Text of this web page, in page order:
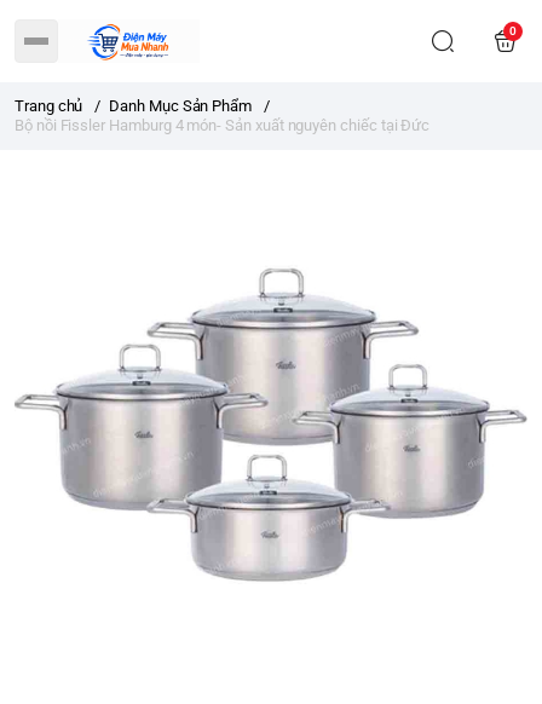
0
Trang chủ / Danh Mục Sản Phẩm
/
Bộ nồi Fissler Hamburg 4 món- Sản xuất nguyên chiếc tại Đức